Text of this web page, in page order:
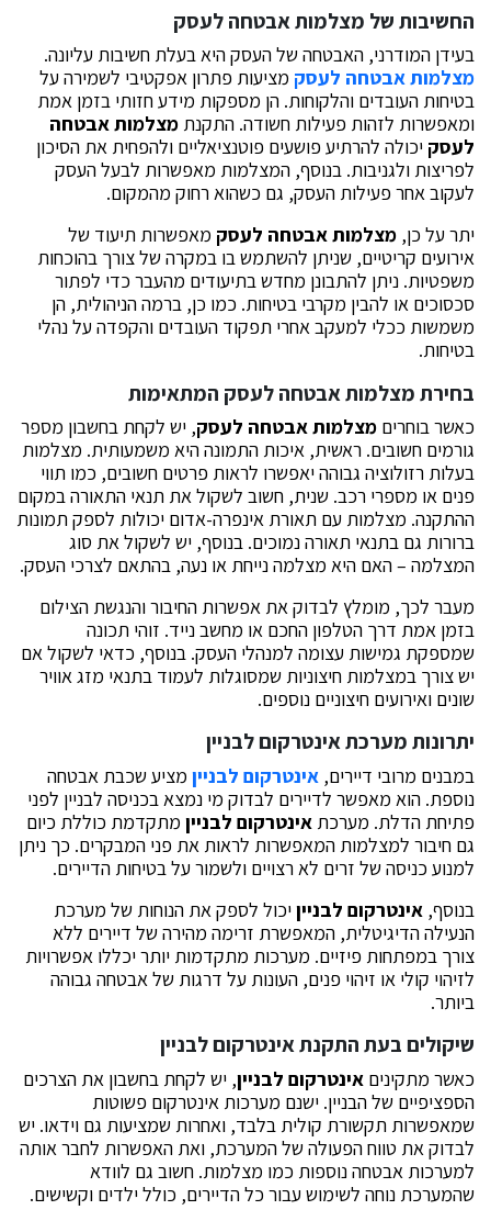
החשיבות של מצלמות אבטחה לעסק
בעידן המודרני, האבטחה של העסק היא בעלת חשיבות עליונה.
מצלמות אבטחה לעסק מציעות פתרון אפקטיבי לשמירה על
בטיחות העובדים והלקוחות. הן מספקות מידע חזותי בזמן אמת
ומאפשרות לזהות פעילות חשודה. התקנת מצלמות אבטחה
לעסק יכולה להרתיע פושעים פוטנציאליים ולהפחית את הסיכון
לפריצות ולגניבות. בנוסף, המצלמות מאפשרות לבעל העסק
לעקוב אחר פעילות העסק, גם כשהוא רחוק מהמקום.
יתר על כן, מצלמות אבטחה לעסק מאפשרות תיעוד של
אירועים קריטיים, שניתן להשתמש בו במקרה של צורך בהוכחות
משפטיות. ניתן להתבונן מחדש בתיעודים מהעבר כדי לפתור
סכסוכים או להבין מקרבי בטיחות. כמו כן, ברמה הניהולית, הן
משמשות ככלי למעקב אחרי תפקוד העובדים והקפדה על נהלי
בטיחות.
בחירת מצלמות אבטחה לעסק המתאימות
כאשר בוחרים מצלמות אבטחה לעסק, יש לקחת בחשבון מספר
גורמים חשובים. ראשית, איכות התמונה היא משמעותית. מצלמות
בעלות רזולוציה גבוהה יאפשרו לראות פרטים חשובים, כמו תווי
פנים או מספרי רכב. שנית, חשוב לשקול את תנאי התאורה במקום
ההתקנה. מצלמות עם תאורת אינפרה-אדום יכולות לספק תמונות
ברורות גם בתנאי תאורה נמוכים. בנוסף, יש לשקול את סוג
המצלמה – האם היא מצלמה נייחת או נעה, בהתאם לצרכי העסק.
מעבר לכך, מומלץ לבדוק את אפשרות החיבור והנגשת הצילום
בזמן אמת דרך הטלפון החכם או מחשב נייד. זוהי תכונה
שמספקת גמישות עצומה למנהלי העסק. בנוסף, כדאי לשקול אם
יש צורך במצלמות חיצוניות שמסוגלות לעמוד בתנאי מזג אוויר
שונים ואירועים חיצוניים נוספים.
יתרונות מערכת אינטרקום לבניין
במבנים מרובי דיירים, אינטרקום לבניין מציע שכבת אבטחה
נוספת. הוא מאפשר לדיירים לבדוק מי נמצא בכניסה לבניין לפני
פתיחת הדלת. מערכת אינטרקום לבניין מתקדמת כוללת כיום
גם חיבור למצלמות המאפשרות לראות את פני המבקרים. כך ניתן
למנוע כניסה של זרים לא רצויים ולשמור על בטיחות הדיירים.
בנוסף, אינטרקום לבנייןיכול לספק את הנוחות של מערכת
הנעילה הדיגיטלית, המאפשרת זרימה מהירה של דיירים ללא
צורך במפתחות פיזיים. מערכות מתקדמות יותר יכללו אפשרויות
לזיהוי קולי או זיהוי פנים, העונות על דרגות של אבטחה גבוהה
ביותר.
שיקולים בעת התקנת אינטרקום לבניין
כאשר מתקינים אינטרקום לבניין, יש לקחת בחשבון את הצרכים
הספציפיים של הבניין. ישנם מערכות אינטרקום פשוטות
שמאפשרות תקשורת קולית בלבד, ואחרות שמציעות גם וידאו. יש
לבדוק את טווח הפעולה של המערכת, ואת האפשרות לחבר אותה
למערכות אבטחה נוספות כמו מצלמות. חשוב גם לוודא
שהמערכת נוחה לשימוש עבור כל הדיירים, כולל ילדים וקשישים.